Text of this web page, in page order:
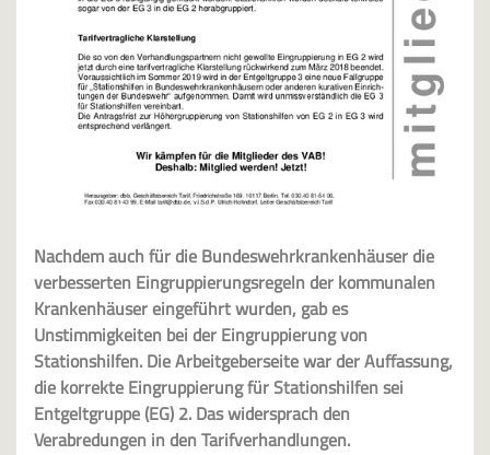
Nachdem auch für die Bundeswehrkrankenhäuser die
verbesserten Eingruppierungsregeln der kommunalen
Krankenhäuser eingeführt wurden, gab es
Unstimmigkeiten bei der Eingruppierung von
Stationshilfen. Die Arbeitgeberseite war der Auffassung,
die korrekte Eingruppierung für Stationshilfen sei
Entgeltgruppe (EG) 2. Das widersprach den
Verabredungen in den Tarifverhandlungen.